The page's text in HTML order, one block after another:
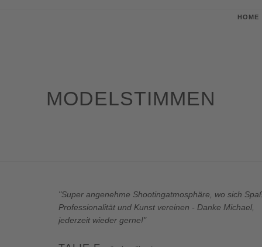
HOME
MODELSTIMMEN
"Super angenehme Shootingatmosphäre, wo sich
Professionalität und Kunst vereinen - Danke Michael,
jederzeit wieder gerne!"